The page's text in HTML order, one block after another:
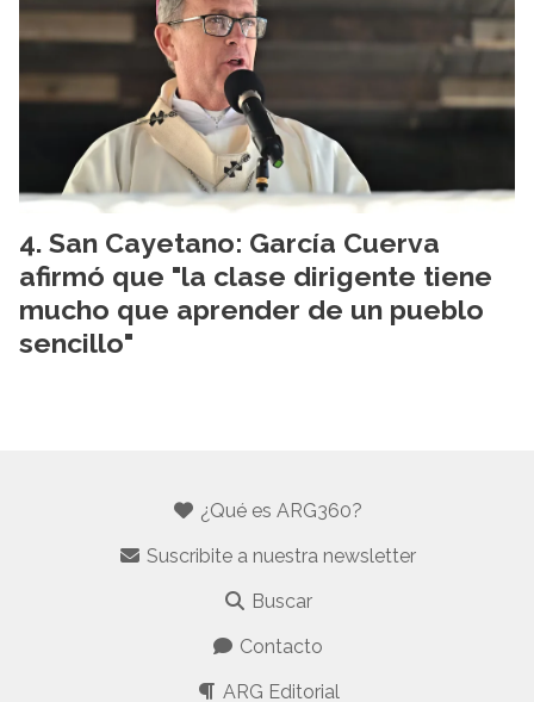
San Cayetano: García Cuerva
afirmó que "la clase dirigente tiene
mucho que aprender de un pueblo
sencillo"
¿Qué es ARG360?
Suscribite a nuestra newsletter
Buscar
Contacto
ARG Editorial